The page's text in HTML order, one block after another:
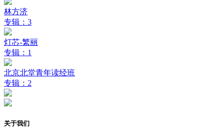
林方济
专辑：3
灯芯-繁丽
专辑：1
北京北堂青年读经班
专辑：2
关于我们